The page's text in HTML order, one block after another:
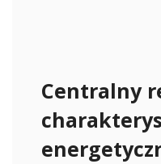
Centralny